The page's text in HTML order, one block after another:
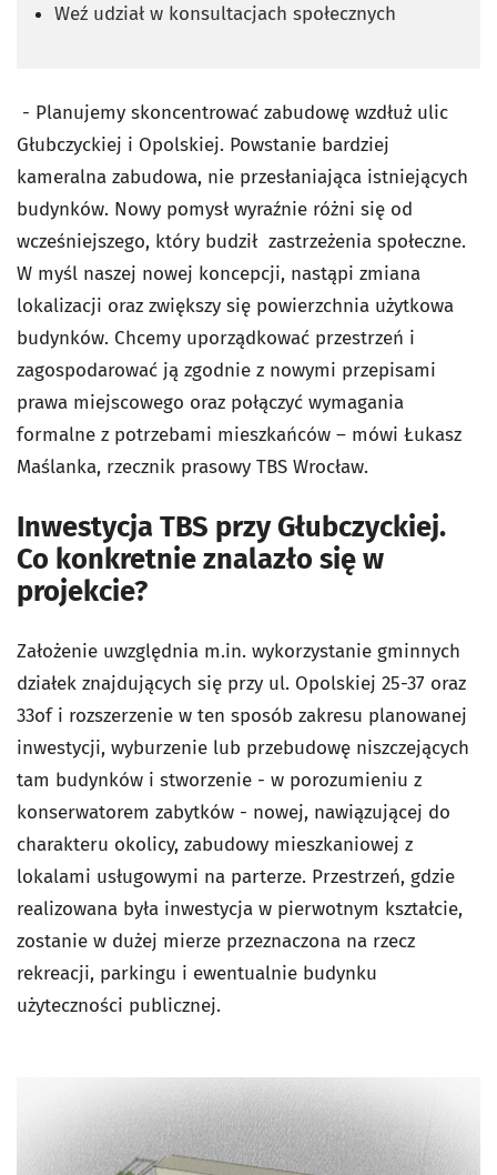
Weź udział w konsultacjach społecznych
- Planujemy skoncentrować zabudowę wzdłuż ulic
Głubczyckiej i Opolskiej. Powstanie bardziej
kameralna zabudowa, nie przesłaniająca istniejących
budynków. Nowy pomysł wyraźnie różni się od
wcześniejszego, który budził zastrzeżenia społeczne.
W myśl naszej nowej koncepcji, nastąpi zmiana
lokalizacji oraz zwiększy się powierzchnia użytkowa
budynków. Chcemy uporządkować przestrzeń i
zagospodarować ją zgodnie z nowymi przepisami
prawa miejscowego oraz połączyć wymagania
formalne z potrzebami mieszkańców – mówi Łukasz
Maślanka, rzecznik prasowy TBS Wrocław.
Inwestycja TBS przy Głubczyckiej.
Co konkretnie znalazło się w
projekcie?
Założenie uwzględnia m.in. wykorzystanie gminnych
działek znajdujących się przy ul. Opolskiej 25-37 oraz
33of i rozszerzenie w ten sposób zakresu planowanej
inwestycji, wyburzenie lub przebudowę niszczejących
tam budynków i stworzenie - w porozumieniu z
konserwatorem zabytków - nowej, nawiązującej do
charakteru okolicy, zabudowy mieszkaniowej z
lokalami usługowymi na parterze. Przestrzeń, gdzie
realizowana była inwestycja w pierwotnym kształcie,
zostanie w dużej mierze przeznaczona na rzecz
rekreacji, parkingu i ewentualnie budynku
użyteczności publicznej.